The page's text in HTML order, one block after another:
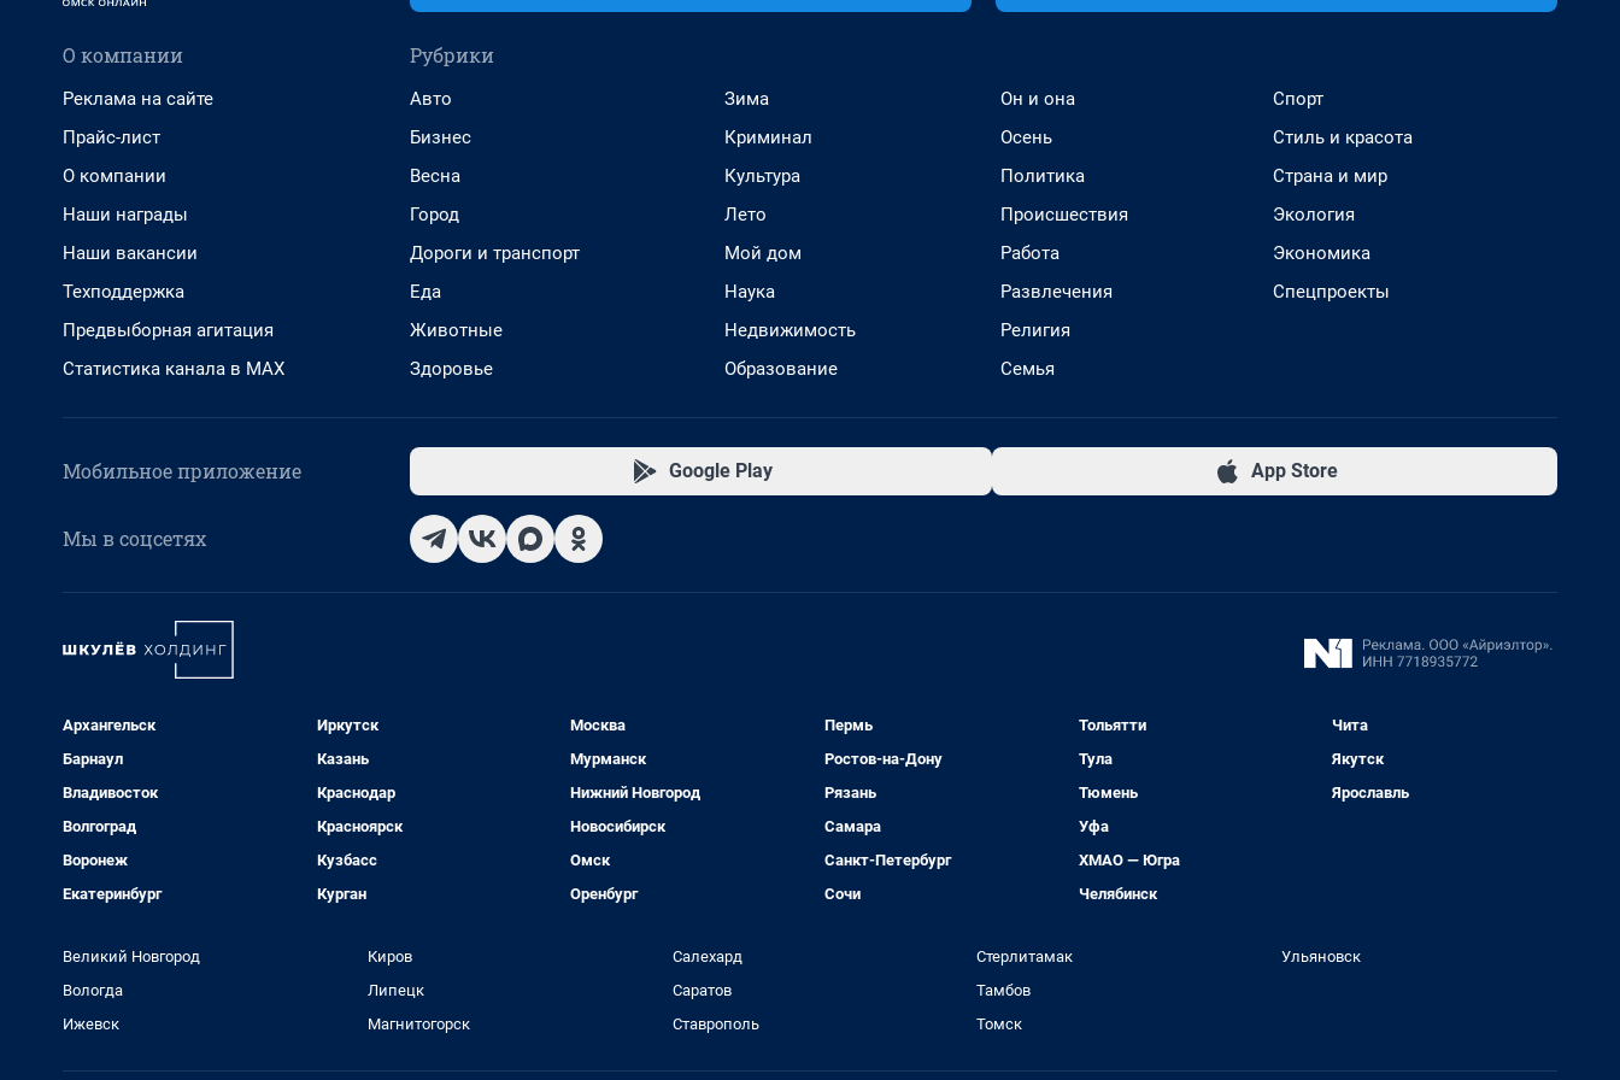
О компании
Реклама на сайте
Прайс-лист
О компании
Наши награды
Наши вакансии
Техподдержка
Предвыборная агитация
Статистика канала в MAX
Рубрики
Авто
Бизнес
Весна
Город
Дороги и транспорт
Еда
Животные
Здоровье
Зима
Криминал
Культура
Лето
Мой дом
Наука
Недвижимость
Образование
Он и она
Осень
Политика
Происшествия
Работа
Развлечения
Религия
Семья
Спорт
Стиль и красота
Страна и мир
Экология
Экономика
Спецпроекты
Мобильное приложение Google Play App Store
Мы в соцсетях
Архангельск
Барнаул
Владивосток
Волгоград
Воронеж
Екатеринбург
Иркутск
Казань
Краснодар
Красноярск
Кузбасс
Курган
Москва
Мурманск
Нижний Новгород
Новосибирск
Омск
Оренбург
Пермь
Ростов-на-Дону
Рязань
Самара
Санкт-Петербург
Сочи
Тольятти
Тула
Тюмень
Уфа
ХМАО — Югра
Челябинск
Чита
Якутск
Ярославль
Великий Новгород
Вологда
Ижевск
Киров
Липецк
Магнитогорск
Салехард
Саратов
Ставрополь
Стерлитамак
Тамбов
Томск
Ульяновск